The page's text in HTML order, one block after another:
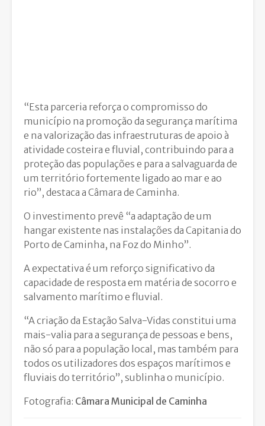
“Esta parceria reforça o compromisso do
município na promoção da segurança marítima
e na valorização das infraestruturas de apoio à
atividade costeira e fluvial, contribuindo para a
proteção das populações e para a salvaguarda de
um território fortemente ligado ao mar e ao
rio”, destaca a Câmara de Caminha.
O investimento prevê “a adaptação de um
hangar existente nas instalações da Capitania do
Porto de Caminha, na Foz do Minho”.
A expectativa é um reforço significativo da
capacidade de resposta em matéria de socorro e
salvamento marítimo e fluvial.
“A criação da Estação Salva-Vidas constitui uma
mais-valia para a segurança de pessoas e bens,
não só para a população local, mas também para
todos os utilizadores dos espaços marítimos e
fluviais do território”, sublinha o município.
Fotografia: Câmara Municipal de Caminha